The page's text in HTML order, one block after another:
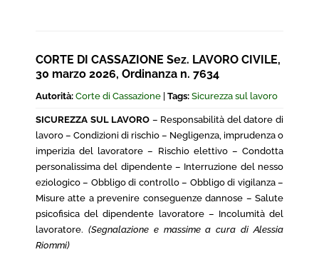
CORTE DI CASSAZIONE Sez. LAVORO CIVILE,
30 marzo 2026, Ordinanza n. 7634
Autorità: Corte di Cassazione Tags: Sicurezza sul lavoro
SICUREZZA SUL LAVORO – Responsabilità del datore di
lavoro – Condizioni di rischio – Negligenza, imprudenza o
imperizia del lavoratore – Rischio elettivo – Condotta
personalissima del dipendente – Interruzione del nesso
eziologico – Obbligo di controllo – Obbligo di vigilanza –
Misure atte a prevenire conseguenze dannose – Salute
psicofisica del dipendente lavoratore – Incolumità del
lavoratore. (Segnalazione e massime a cura di Alessia
Riommi)